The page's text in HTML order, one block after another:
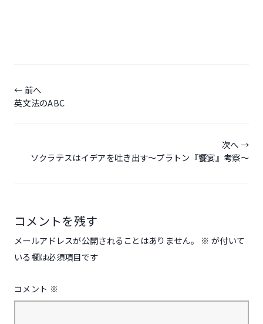
稿
ナ
ン
前へ
英文法のABC
次へ
ソクラテスはイデアを吐き出す～プラトン『饗宴』考察～
コメントを残す
メールアドレスが公開されることはありません。 ※ が付いて
いる欄は必須項目です
コメント ※